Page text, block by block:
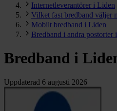
Internetleverantörer i Liden
Vilket fast bredband väljer
Mobilt bredband i Liden
Bredband i andra postorter
Bredband i
Uppdaterad 6 augusti 2026